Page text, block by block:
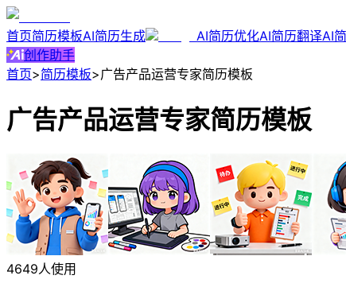
首页简历模板AI简历生成 AI简历优化AI简历翻译AI
创作助手
首页>简历模板>广告产品运营专家简历模板
广告产品运营专家简历模板
4649人使用